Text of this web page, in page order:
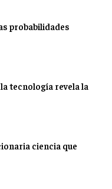
probabilidades
tecnología revela la
ciencia que